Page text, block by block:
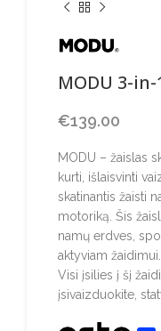
MODU 3-
€139.00
MODU – žaislas
kurti, išlaisvinti
skatinantis žaisti
motoriką. Šis
namų erdves,
aktyviam
Visi įsilies į šį
įsivaizduokite,